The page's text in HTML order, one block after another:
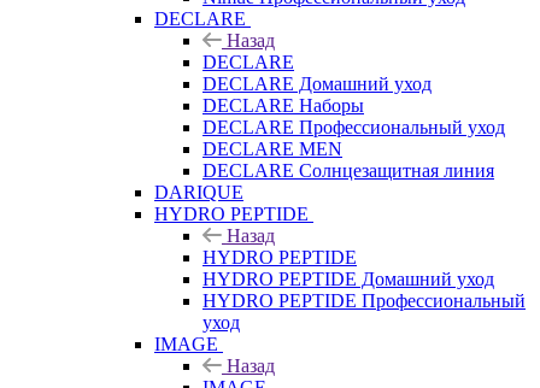
DECLARE
Назад
DECLARE
DECLARE Домашний уход
DECLARE Наборы
DECLARE Профессиональный уход
DECLARE MEN
DECLARE Солнцезащитная линия
DARIQUE
HYDRO PEPTIDE
Назад
HYDRO PEPTIDE
HYDRO PEPTIDE Домашний уход
HYDRO PEPTIDE Профессиональный
уход
IMAGE
Назад